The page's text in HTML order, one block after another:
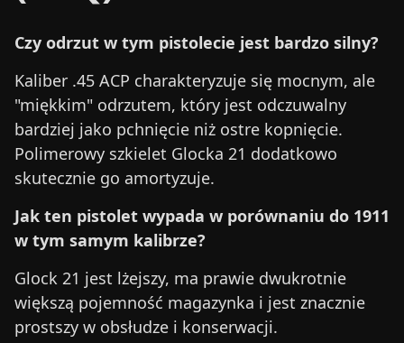
Czy odrzut w tym pistolecie jest bardzo silny?
Kaliber .45 ACP charakteryzuje się mocnym, ale
"miękkim" odrzutem, który jest odczuwalny
bardziej jako pchnięcie niż ostre kopnięcie.
Polimerowy szkielet Glocka 21 dodatkowo
skutecznie go amortyzuje.
Jak ten pistolet wypada w porównaniu do 1911
w tym samym kalibrze?
Glock 21 jest lżejszy, ma prawie dwukrotnie
większą pojemność magazynka i jest znacznie
prostszy w obsłudze i konserwacji.